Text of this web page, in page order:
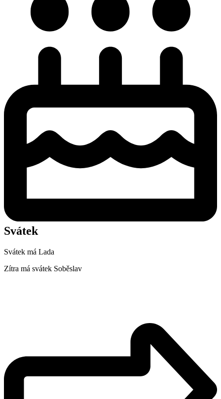
Svátek
Svátek má Lada
Zítra má svátek Soběslav